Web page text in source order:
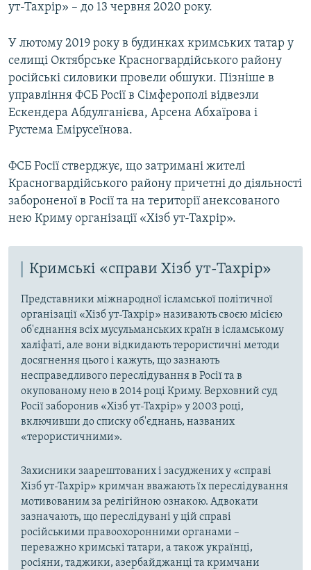
ут-Тахрір» – до 13 червня 2020 року.
У лютому 2019 року в будинках кримських татар у
селищі Октябрське Красногвардійського району
російські силовики провели обшуки. Пізніше в
управління ФСБ Росії в Сімферополі відвезли
Ескендера Абдулганієва, Арсена Абхаїрова і
Рустема Емірусеїнова.
ФСБ Росії стверджує, що затримані жителі
Красногвардійського району причетні до діяльності
забороненої в Росії та на території анексованого
нею Криму організації «Хізб ут-Тахрір».
Кримські «справи Хізб ут-Тахрір»
Представники міжнародної ісламської політичної
організації «Хізб ут-Тахрір» називають своєю місією
об'єднання всіх мусульманських країн в ісламському
халіфаті, але вони відкидають терористичні методи
досягнення цього і кажуть, що зазнають
несправедливого переслідування в Росії та в
окупованому нею в 2014 році Криму. Верховний суд
Росії заборонив «Хізб ут-Тахрір» у 2003 році,
включивши до списку об'єднань, названих
«терористичними».
Захисники заарештованих і засуджених у «справі
Хізб ут-Тахрір» кримчан вважають їх переслідування
мотивованим за релігійною ознакою. Адвокати
зазначають, що переслідувані у цій справі
російськими правоохоронними органами –
переважно кримські татари, а також українці,
росіяни, таджики, азербайджанці та кримчани